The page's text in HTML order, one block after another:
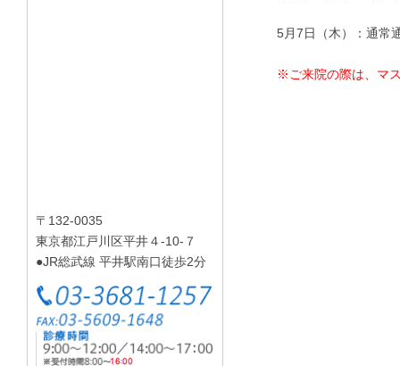
5月7日（木）：通常
※ご来院の際は、マ
〒132-0035
東京都江戸川区平井４-10-７
●JR総武線 平井駅南口徒歩2分